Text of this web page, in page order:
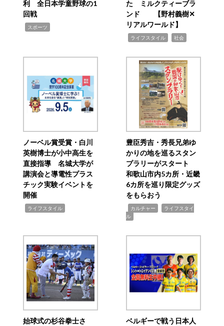
利 全日本学童野球の1
回戦
スポーツ
た ミルクティーブラ
ンド 【野村義樹✕
リアルワールド】
ライフスタイル 社会
ノーベル賞受賞・白川
英樹博士が小中高生を
直接指導 名城大学が
講演会と導電性プラス
チック実験イベントを
開催
ライフスタイル
豊臣秀吉・秀長兄弟ゆ
かりの地を巡るスタン
プラリーがスタート
和歌山市内5カ所・近畿
6カ所を巡り限定グッズ
をもらおう
カルチャー
ライフスタイ
ル
始球式の杉谷拳士さ
ベルギーで戦う日本人